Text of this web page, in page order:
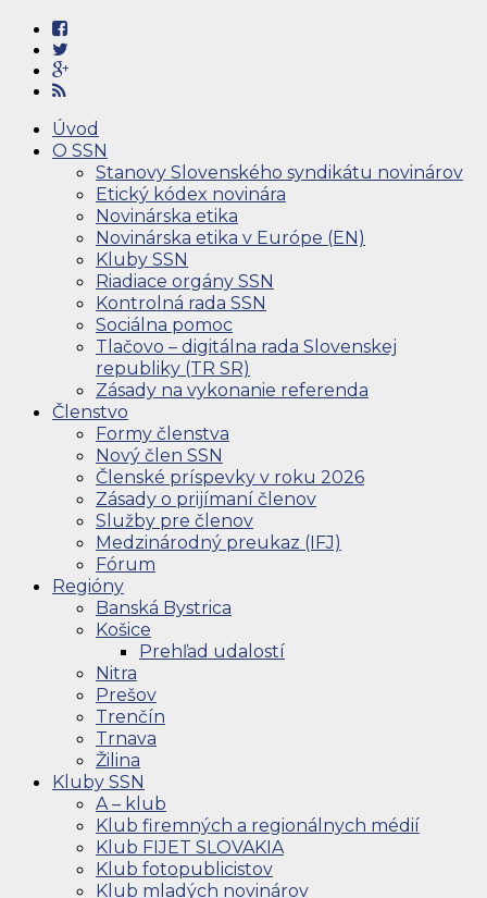
Úvod
O SSN
Stanovy Slovenského syndikátu novinárov
Etický kódex novinára
Novinárska etika
Novinárska etika v Európe (EN)
Kluby SSN
Riadiace orgány SSN
Kontrolná rada SSN
Sociálna pomoc
Tlačovo – digitálna rada Slovenskej
republiky (TR SR)
Zásady na vykonanie referenda
Členstvo
Formy členstva
Nový člen SSN
Členské príspevky v roku 2026
Zásady o prijímaní členov
Služby pre členov
Medzinárodný preukaz (IFJ)
Fórum
Regióny
Banská Bystrica
Košice
Prehľad udalostí
Nitra
Prešov
Trenčín
Trnava
Žilina
Kluby SSN
A – klub
Klub firemných a regionálnych médií
Klub FIJET SLOVAKIA
Klub fotopublicistov
Klub mladých novinárov